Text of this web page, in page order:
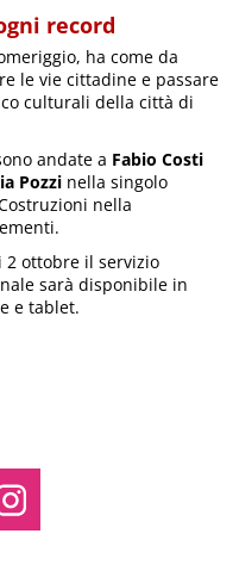
record
ha come da
le vie cittadine e passare
culturali della città di
andate a Fabio Costi
Pozzi nella singolo
nella
2 ottobre il servizio
sarà disponibile in
e tablet.